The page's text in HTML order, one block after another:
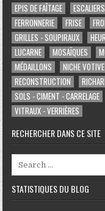
EPIS DE FAÎTAGE
ESCALIERS
FERRONNERIE
FRISE
GRILLES - SOUPIRAUX
LUCARNE
MOSAÏQUES
MÉDAILLONS
NICHE VOTIVE
RECONSTRUCTION
SOLS - CIMENT - CARRELAGE
VITRAUX - VERRIÈRES
RECHERCHER DANS CE SITE
STATISTIQUES DU BLOG